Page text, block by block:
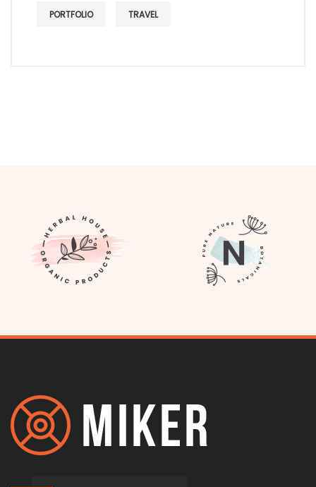
PORTFOLIO TRAVEL